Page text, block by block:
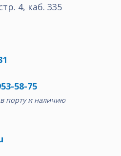
4, каб. 335
58-75
порту и наличию